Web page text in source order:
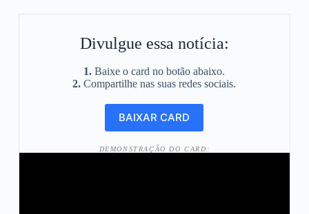
Divulgue essa notícia:
1. Baixe o card no botão abaixo.
2. Compartilhe nas suas redes sociais.
DEMONSTRAÇÃO DO CARD: